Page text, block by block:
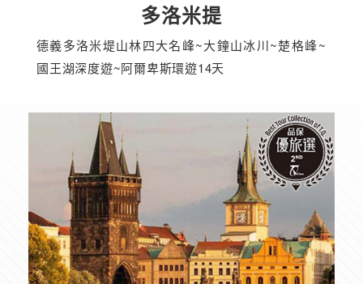
多洛米提
德義多洛米堤山林四大名峰~大鐘山冰川~楚格峰~
國王湖深度遊~阿爾卑斯環遊14天